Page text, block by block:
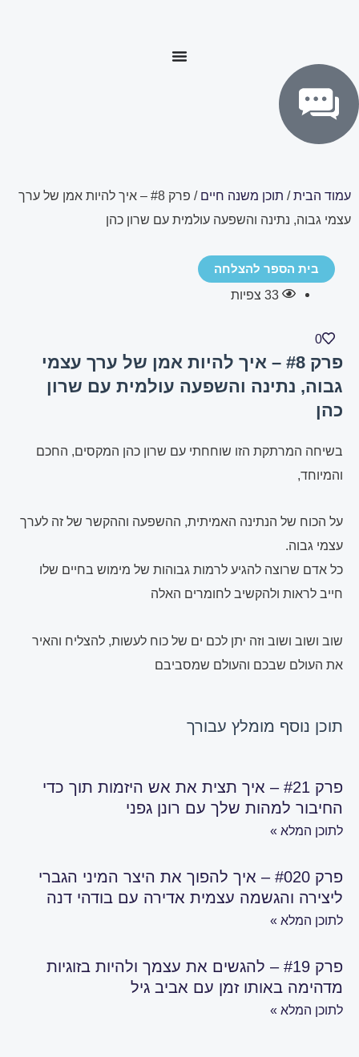
עמוד הבית/ תוכן משנה חיים
/ פרק #8 – איך להיות אמן של ערך
עצמי גבוה, נתינה והשפעה עולמית עם שרון כהן
בית הספר להצלחה
33צפיות
0
פרק #8 – איך להיות אמן של ערך עצמי
גבוה, נתינה והשפעה עולמית עם שרון
כהן
בשיחה המרתקת הזו שוחחתי עם שרון כהן המקסים, החכם
והמיוחד,
על הכוח של הנתינה האמיתית, ההשפעה וההקשר של זה לערך
עצמי גבוה.
כל אדם שרוצה להגיע לרמות גבוהות של מימוש בחיים שלו
חייב לראות ולהקשיב לחומרים האלה
שוב ושוב ושוב וזה יתן לכם ים של כוח לעשות, להצליח והאיר
את העולם שבכם והעולם שמסביבם
תוכן נוסף מומלץ עבורך
פרק #21 – איך תצית את אש היזמות תוך כדי
החיבור למהות שלך עם רונן גפני
לתוכן המלא »
פרק #020 – איך להפוך את היצר המיני הגברי
ליצירה והגשמה עצמית אדירה עם בודהי דנה
לתוכן המלא »
פרק #19 – להגשים את עצמך ולהיות בזוגיות
מדהימה באותו זמן עם אביב גיל
לתוכן המלא »